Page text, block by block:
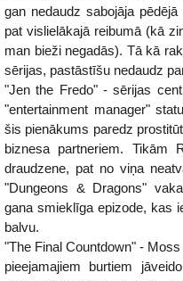
gan nedaudz sabojāja
pat vislielākajā reibumā (kā
man bieži negadās). Tā kā
sērijas, pastāstīšu nedaudz
"Jen the Fredo" - sērijas
"entertainment manager"
šis pienākums paredz
biznesa partneriem. Tikām
draudzene, pat no viņa
"Dungeons & Dragons"
gana smieklīga epizode, kas
balvu.
"The Final Countdown" -
pieejamajiem burtiem